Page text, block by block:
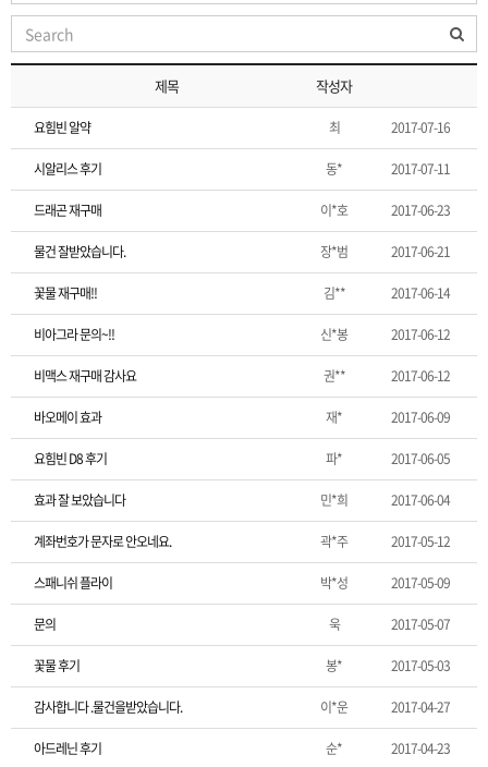
하
우
센
터
이
페
지
주
문
회
[2026구정 연휴]설 연휴 배송 및 휴무 안내
제목 작성자
요힘빈 알약 최 2017-07-16
시알리스 후기 동* 2017-07-11
드래곤 재구매 이*호 2017-06-23
물건 잘받았습니다. 장*범 2017-06-21
꽃물 재구매!! 김** 2017-06-14
비아그라 문의~!! 신*봉 2017-06-12
비맥스 재구매 감사요 권** 2017-06-12
바오메이 효과 재* 2017-06-09
요힘빈 D8 후기 파* 2017-06-05
효과 잘 보았습니다 민*희 2017-06-04
계좌번호가 문자로 안오네요. 곽*주 2017-05-12
스패니쉬 플라이 박*성 2017-05-09
문의 욱 2017-05-07
꽃물 후기 봉* 2017-05-03
감사합니다 .물건을받았습니다. 이*운 2017-04-27
아드레닌 후기 순* 2017-04-23